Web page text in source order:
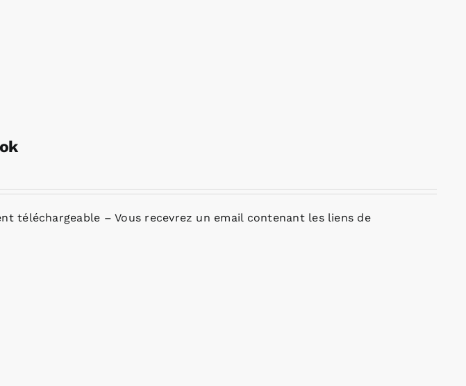
téléchargeable – Vous recevrez un email contenant les liens de